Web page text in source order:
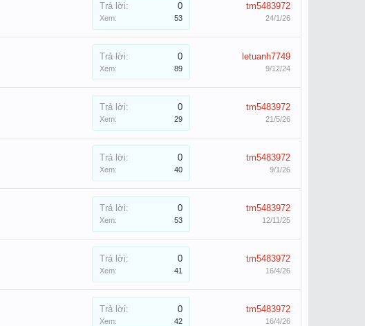
Trả lời: 0
Xem: 53
tm5483972
24/1/26
Trả lời: 0
Xem: 89
letuanh7749
9/12/24
Trả lời: 0
Xem: 29
tm5483972
21/5/26
Trả lời: 0
Xem: 40
tm5483972
9/1/26
Trả lời: 0
Xem: 53
tm5483972
12/11/25
Trả lời: 0
Xem: 41
tm5483972
16/4/26
Trả lời: 0
Xem: 42
tm5483972
16/4/26